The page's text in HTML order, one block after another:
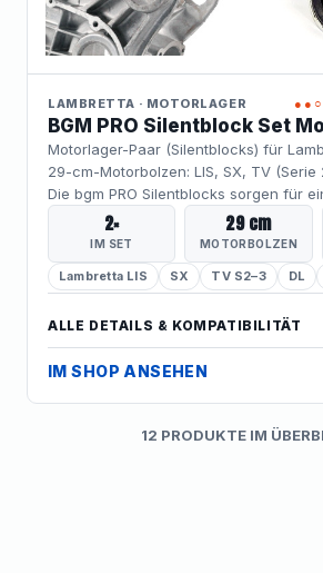
LAMBRETTA · MOTORLAGER ●●○
BGM PRO Silentblock Set
Motorlager-Paar (Silentblocks) für
29-cm-Motorbolzen: LIS, SX, TV (Serie
Die bgm PRO Silentblocks sorgen für
Motoraufhängung bei effektiver
der klassische Verschleißtausch bei
Original-Lagern und die solide Basis für
leistungsgesteigerte Motoren.
2×
IM SET
29 cm
MOTORBOLZEN
Lambretta LIS SX TV S2–3 DL
ALLE DETAILS & KOMPATIBILITÄT
IM SHOP ANSEHEN
12 PRODUKTE IM